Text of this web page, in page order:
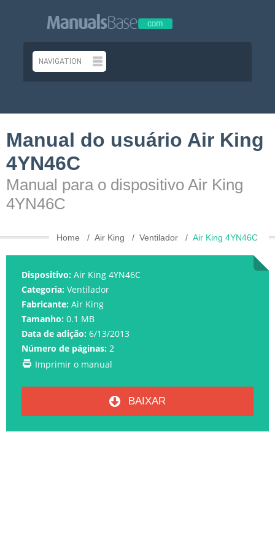
Manual do usuário Air King
4YN46C
Manual para o dispositivo Air King
4YN46C
Home Air King Ventilador Air King 4YN46C
Dispositivo: Air King 4YN46C
Categoria: Ventilador
Fabricante: Air King
Tamanho: 0.1 MB
Data de adição: 6/13/2013
Número de páginas: 2
Imprimir o manual
BAIXAR